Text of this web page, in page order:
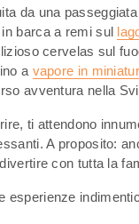
da una
barca a remi sul
cervelas sul
a vapore in
avventura nella
ti attendono
A proposito:
con tutta la
esperienze